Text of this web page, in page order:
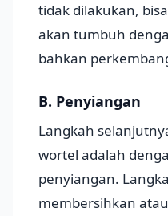
tidak dilakukan,
akan tumbuh
bahkan
B. Penyiangan
Langkah
wortel adalah
penyiangan.
membersihkan